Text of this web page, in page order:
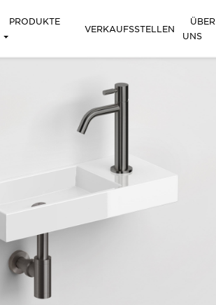
PRODUKTE
VERKAUFSSTELLEN
ÜBER
UNS